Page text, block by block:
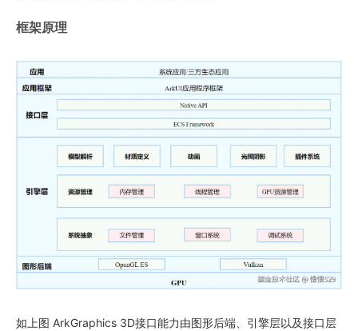
框架原理
如上图 ArkGraphics 3D接口能力由图形后端、引擎层以及接口层